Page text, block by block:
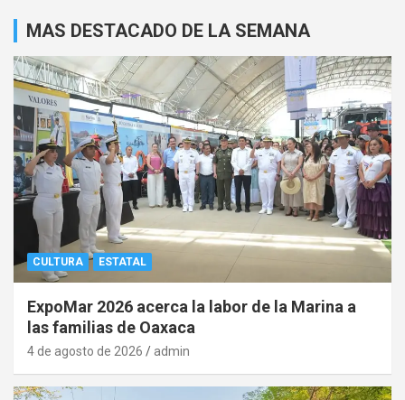
MAS DESTACADO DE LA SEMANA
CULTURA ESTATAL
ExpoMar 2026 acerca la labor de la Marina a
las familias de Oaxaca
4 de agosto de 2026 admin